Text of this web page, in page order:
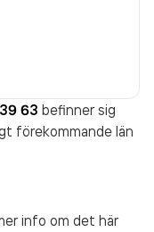
63 befinner sig
förekommande län
info om det här